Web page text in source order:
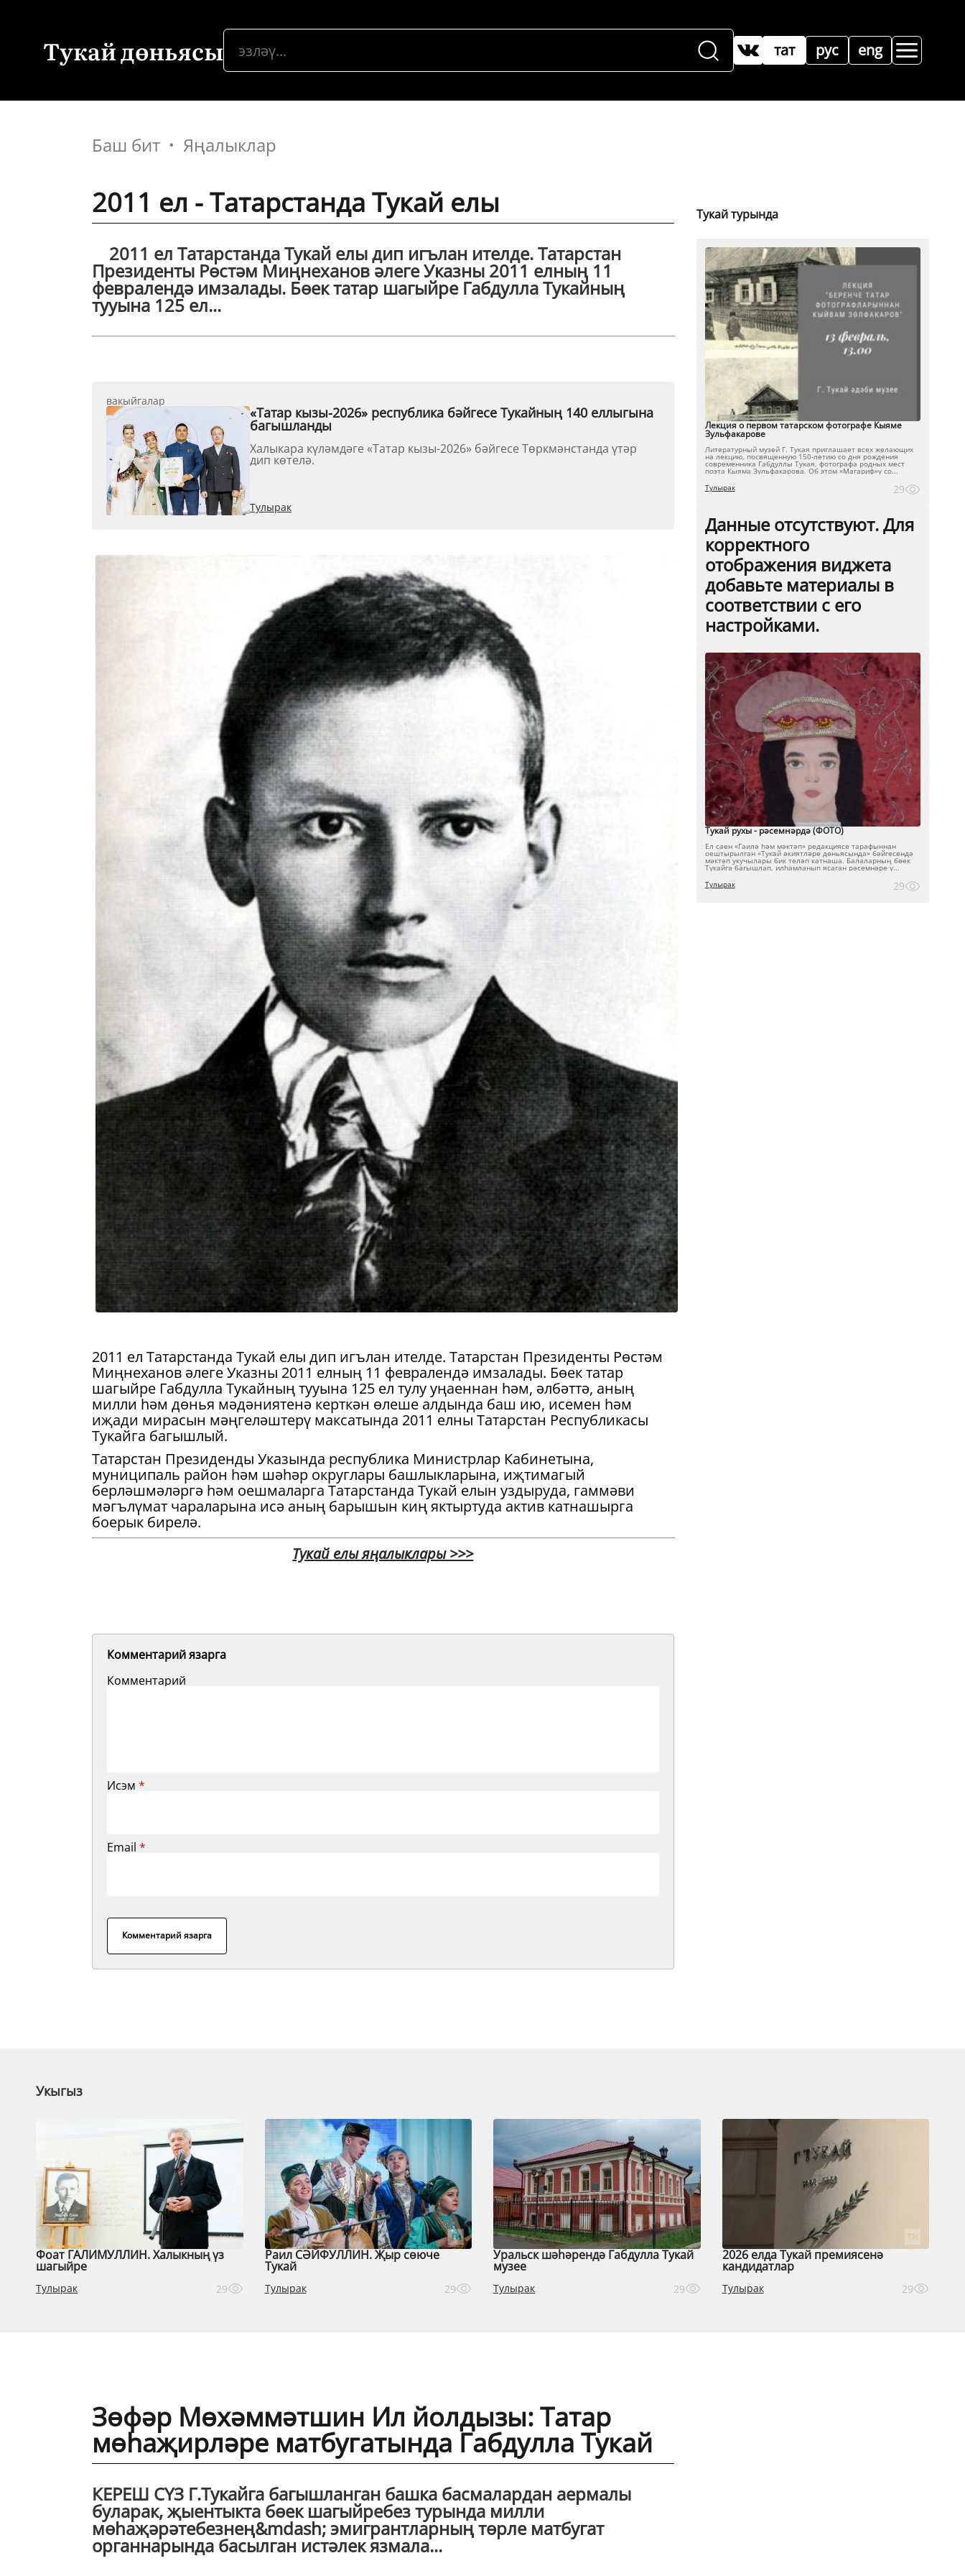
Тукай дөньясы рус
тат eng
Баш бит Яңалыклар
2011 ел - Татарстанда Тукай елы
2011 ел Татарстанда Тукай елы дип игълан ителде. Татарстан
Президенты Рөстәм Миңнеханов әлеге Указны 2011 елның 11
февралендә имзалады. Бөек татар шагыйре Габдулла Тукайның
тууына 125 ел...
вакыйгалар
«Татар кызы-2026» республика бәйгесе Тукайның 140 еллыгына
багышланды
Халыкара күләмдәге «Татар кызы-2026» бәйгесе Төркмәнстанда үтәр
дип көтелә.
Тулырак
2011 ел Татарстанда Тукай елы дип игълан ителде. Татарстан Президенты Рөстәм
Миңнеханов әлеге Указны 2011 елның 11 февралендә имзалады. Бөек татар
шагыйре Габдулла Тукайның тууына 125 ел тулу уңаеннан һәм, әлбәттә, аның
милли һәм дөнья мәдәниятенә керткән өлеше алдында баш ию, исемен һәм
иҗади мирасын мәңгеләштерү максатында 2011 елны Татарстан Республикасы
Тукайга багышлый.
Татарстан Президенды Указында республика Министрлар Кабинетына,
муниципаль район һәм шәһәр округлары башлыкларына, иҗтимагый
берләшмәләргә һәм оешмаларга Татарстанда Тукай елын уздыруда, гаммәви
мәгълүмат чараларына исә аның барышын киң яктыртуда актив катнашырга
боерык бирелә.
Тукай елы яңалыклары >>>
Комментарий язарга
Комментарий
Исэм *
Email *
Комментарий язарга
Тукай турында
Лекция о первом татарском фотографе Кыяме
Зульфакарове
Литературный музей Г. Тукая приглашает всех желающих
на лекцию, посвященную 150-летию со дня рождения
современника Габдуллы Тукая, фотографа родных мест
поэта Кыяма Зульфакарова. Об этом «Магариф»у со...
Тулырак
29
Данные отсутствуют. Для
корректного
отображения виджета
добавьте материалы в
соответствии с его
настройками.
Тукай рухы - рәсемнәрдә (ФОТО)
Ел саен «Гаилә һәм мәктәп» редакциясе тарафыннан
оештырылган «Тукай әкиятләре дөньясында» бәйгесендә
мәктәп укучылары бик теләп катнаша. Балаларның бөек
Тукайга багышлап, илһамланып ясаган рәсемнәре ү...
Тулырак
29
Укыгыз
Фоат ГАЛИМУЛЛИН. Халыкның үз
шагыйре
Тулырак 29
Раил СӘЙФУЛЛИН. Җыр сөюче
Тукай
Тулырак 29
Уральск шәһәрендә Габдулла Тукай
музее
Тулырак 29
2026 елда Тукай премиясенә
кандидатлар
Тулырак 29
Зөфәр Мөхәммәтшин Ил йолдызы: Татар
мөһаҗирләре матбугатында Габдулла Тукай
КЕРЕШ СҮЗ Г.Тукайга багышланган башка басмалардан аермалы
буларак, җыентыкта бөек шагыйребез турында милли
мөһаҗәрәтебезнең&mdash; эмигрантларның төрле матбугат
органнарында басылган истәлек язмала...